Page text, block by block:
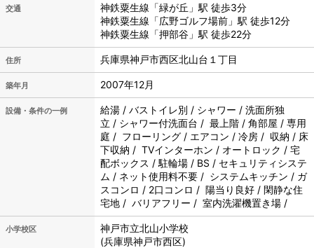
交通
神鉄粟生線「緑が丘」駅 徒歩3分
神鉄粟生線「広野ゴルフ場前」駅 徒歩12分
神鉄粟生線「押部谷」駅 徒歩22分
住所 兵庫県神戸市西区北山台１丁目
築年月 2007年12月
設備・条件の一例
給湯 / バストイレ別 / シャワー / 洗面所独
立 / シャワー付洗面台 / 最上階 / 角部屋 / 専用
庭 / フローリング / エアコン / 冷房 / 収納 / 床
下収納 / TVインターホン / オートロック / 宅
配ボックス / 駐輪場 / BS / セキュリティシステ
ム / ネット使用料不要 / システムキッチン / ガ
スコンロ / 2口コンロ / 陽当り良好 / 閑静な住
宅地 / バリアフリー / 室内洗濯機置き場 /
小学校区 神戸市立北山小学校
(兵庫県神戸市西区)